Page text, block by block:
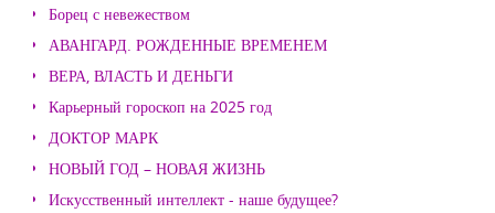
Борец с невежеством
АВАНГАРД. РОЖДЕННЫЕ ВРЕМЕНЕМ
ВЕРА, ВЛАСТЬ И ДЕНЬГИ
Карьерный гороскоп на 2025 год
ДОКТОР МАРК
НОВЫЙ ГОД – НОВАЯ ЖИЗНЬ
Искусственный интеллект - наше будущее?